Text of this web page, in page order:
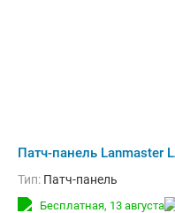
Патч-панель Lanmaster
Тип: Патч-панель
Бесплатная, 13 августа